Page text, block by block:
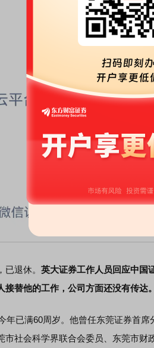
已退休。 英大证券工作人员回应中国
替他的工作，公司方面还没有传达。
满60周岁。他曾任东莞证券首席
社会科学界联合会委员、东莞市财